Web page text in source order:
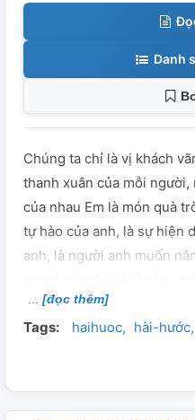
Danh
Chúng ta chỉ là vị khách
thanh xuân của mỗi
của nhau Em là món quà
tự hào của anh, là sự hiện
anh, là người anh muốn
không muốn lãng phí bất
em. ---------- Chuyện tình
[đọc thêm]
Tags: haihuoc hài-hước